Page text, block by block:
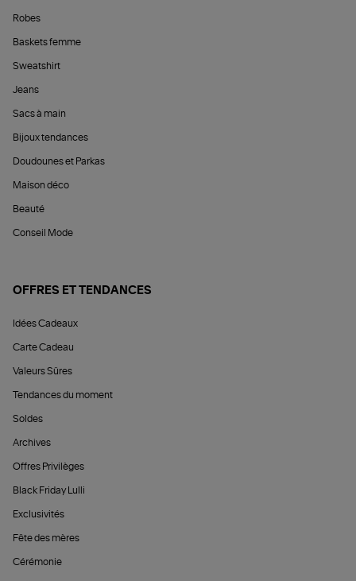
Robes
Baskets femme
Sweatshirt
Jeans
Sacs à main
Bijoux tendances
Doudounes et Parkas
Maison déco
Beauté
Conseil Mode
OFFRES ET TENDANCES
Idées Cadeaux
Carte Cadeau
Valeurs Sûres
Tendances du moment
Soldes
Archives
Offres Privilèges
Black Friday Lulli
Exclusivités
Fête des mères
Cérémonie